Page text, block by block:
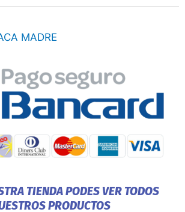
MADRE
TIENDA PODES VER TODOS
PRODUCTOS